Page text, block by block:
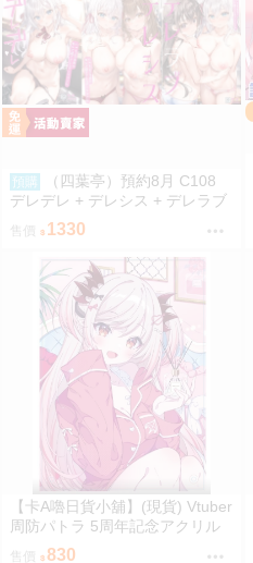
預購
（四葉亭）預約8月 C108
デレデレ + デレシス + デレラブ
3冊套組 附資料夾 Yan-Yam
售價 1330
【卡A嚕日貨小舖】(現貨) Vtuber
周防パトラ 5周年記念アクリル
ボード 壓克力立板
售價 830